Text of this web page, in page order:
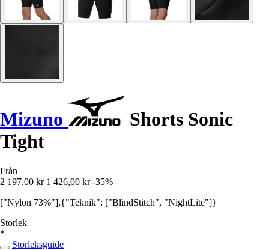
Mizuno
Shorts Sonic
Tight
Från
2 197,00 kr 1 426,00 kr -35%
["Nylon 73%"],{"Teknik": ["BlindStitch", "NightLite"]}
Storlek
*
Storleksguide